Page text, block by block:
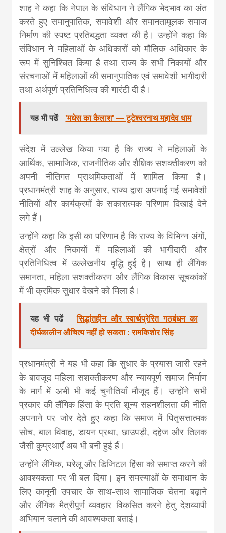
शाह ने कहा कि नेपाल के संविधान ने लैंगिक भेदभाव का अंत
करते हुए समानुपातिक, समावेशी और समानतामूलक समाज
निर्माण की स्पष्ट प्रतिबद्धता व्यक्त की है। उन्होंने कहा कि
संविधान ने महिलाओं के अधिकारों को मौलिक अधिकार के
रूप में सुनिश्चित किया है तथा राज्य के सभी निकायों और
संरचनाओं में महिलाओं की समानुपातिक एवं समावेशी भागीदारी
तथा अर्थपूर्ण प्रतिनिधित्व की गारंटी दी है।
यह भी पढें 'मधेस का कैलाश' — टुटेश्वरनाथ महादेव धाम
संदेश में उल्लेख किया गया है कि राज्य ने महिलाओं के
आर्थिक, सामाजिक, राजनीतिक और शैक्षिक सशक्तीकरण को
अपनी नीतिगत प्राथमिकताओं में शामिल किया है।
प्रधानमंत्री शाह के अनुसार, राज्य द्वारा अपनाई गई समावेशी
नीतियों और कार्यक्रमों के सकारात्मक परिणाम दिखाई देने
लगे हैं।
उन्होंने कहा कि इसी का परिणाम है कि राज्य के विभिन्न अंगों,
क्षेत्रों और निकायों में महिलाओं की भागीदारी और
प्रतिनिधित्व में उल्लेखनीय वृद्धि हुई है। साथ ही लैंगिक
समानता, महिला सशक्तीकरण और लैंगिक विकास सूचकांकों
में भी क्रमिक सुधार देखने को मिला है।
यह भी पढें
सिद्धांतहीन और स्वार्थप्रेरित गठबंधन का
दीर्घकालीन औचित्य नहीं हो सकता : रामकिशोर सिंह
प्रधानमंत्री ने यह भी कहा कि सुधार के प्रयास जारी रहने
के बावजूद महिला सशक्तीकरण और न्यायपूर्ण समाज निर्माण
के मार्ग में अभी भी कई चुनौतियाँ मौजूद हैं। उन्होंने सभी
प्रकार की लैंगिक हिंसा के प्रति शून्य सहनशीलता की नीति
अपनाने पर जोर देते हुए कहा कि समाज में पितृसत्तात्मक
सोच, बाल विवाह, डायन प्रथा, छाउपड़ी, दहेज और तिलक
जैसी कुप्रथाएँ अब भी बनी हुई हैं।
उन्होंने लैंगिक, घरेलू और डिजिटल हिंसा को समाप्त करने की
आवश्यकता पर भी बल दिया। इन समस्याओं के समाधान के
लिए कानूनी उपचार के साथ-साथ सामाजिक चेतना बढ़ाने
और लैंगिक मैत्रीपूर्ण व्यवहार विकसित करने हेतु देशव्यापी
अभियान चलाने की आवश्यकता बताई।